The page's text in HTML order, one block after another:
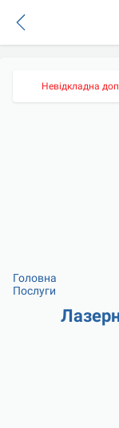
Невідкладна
Головна
Послуги